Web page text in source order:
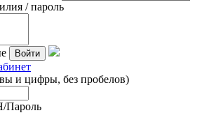
/ пароль
Войти
и цифры, без пробелов)